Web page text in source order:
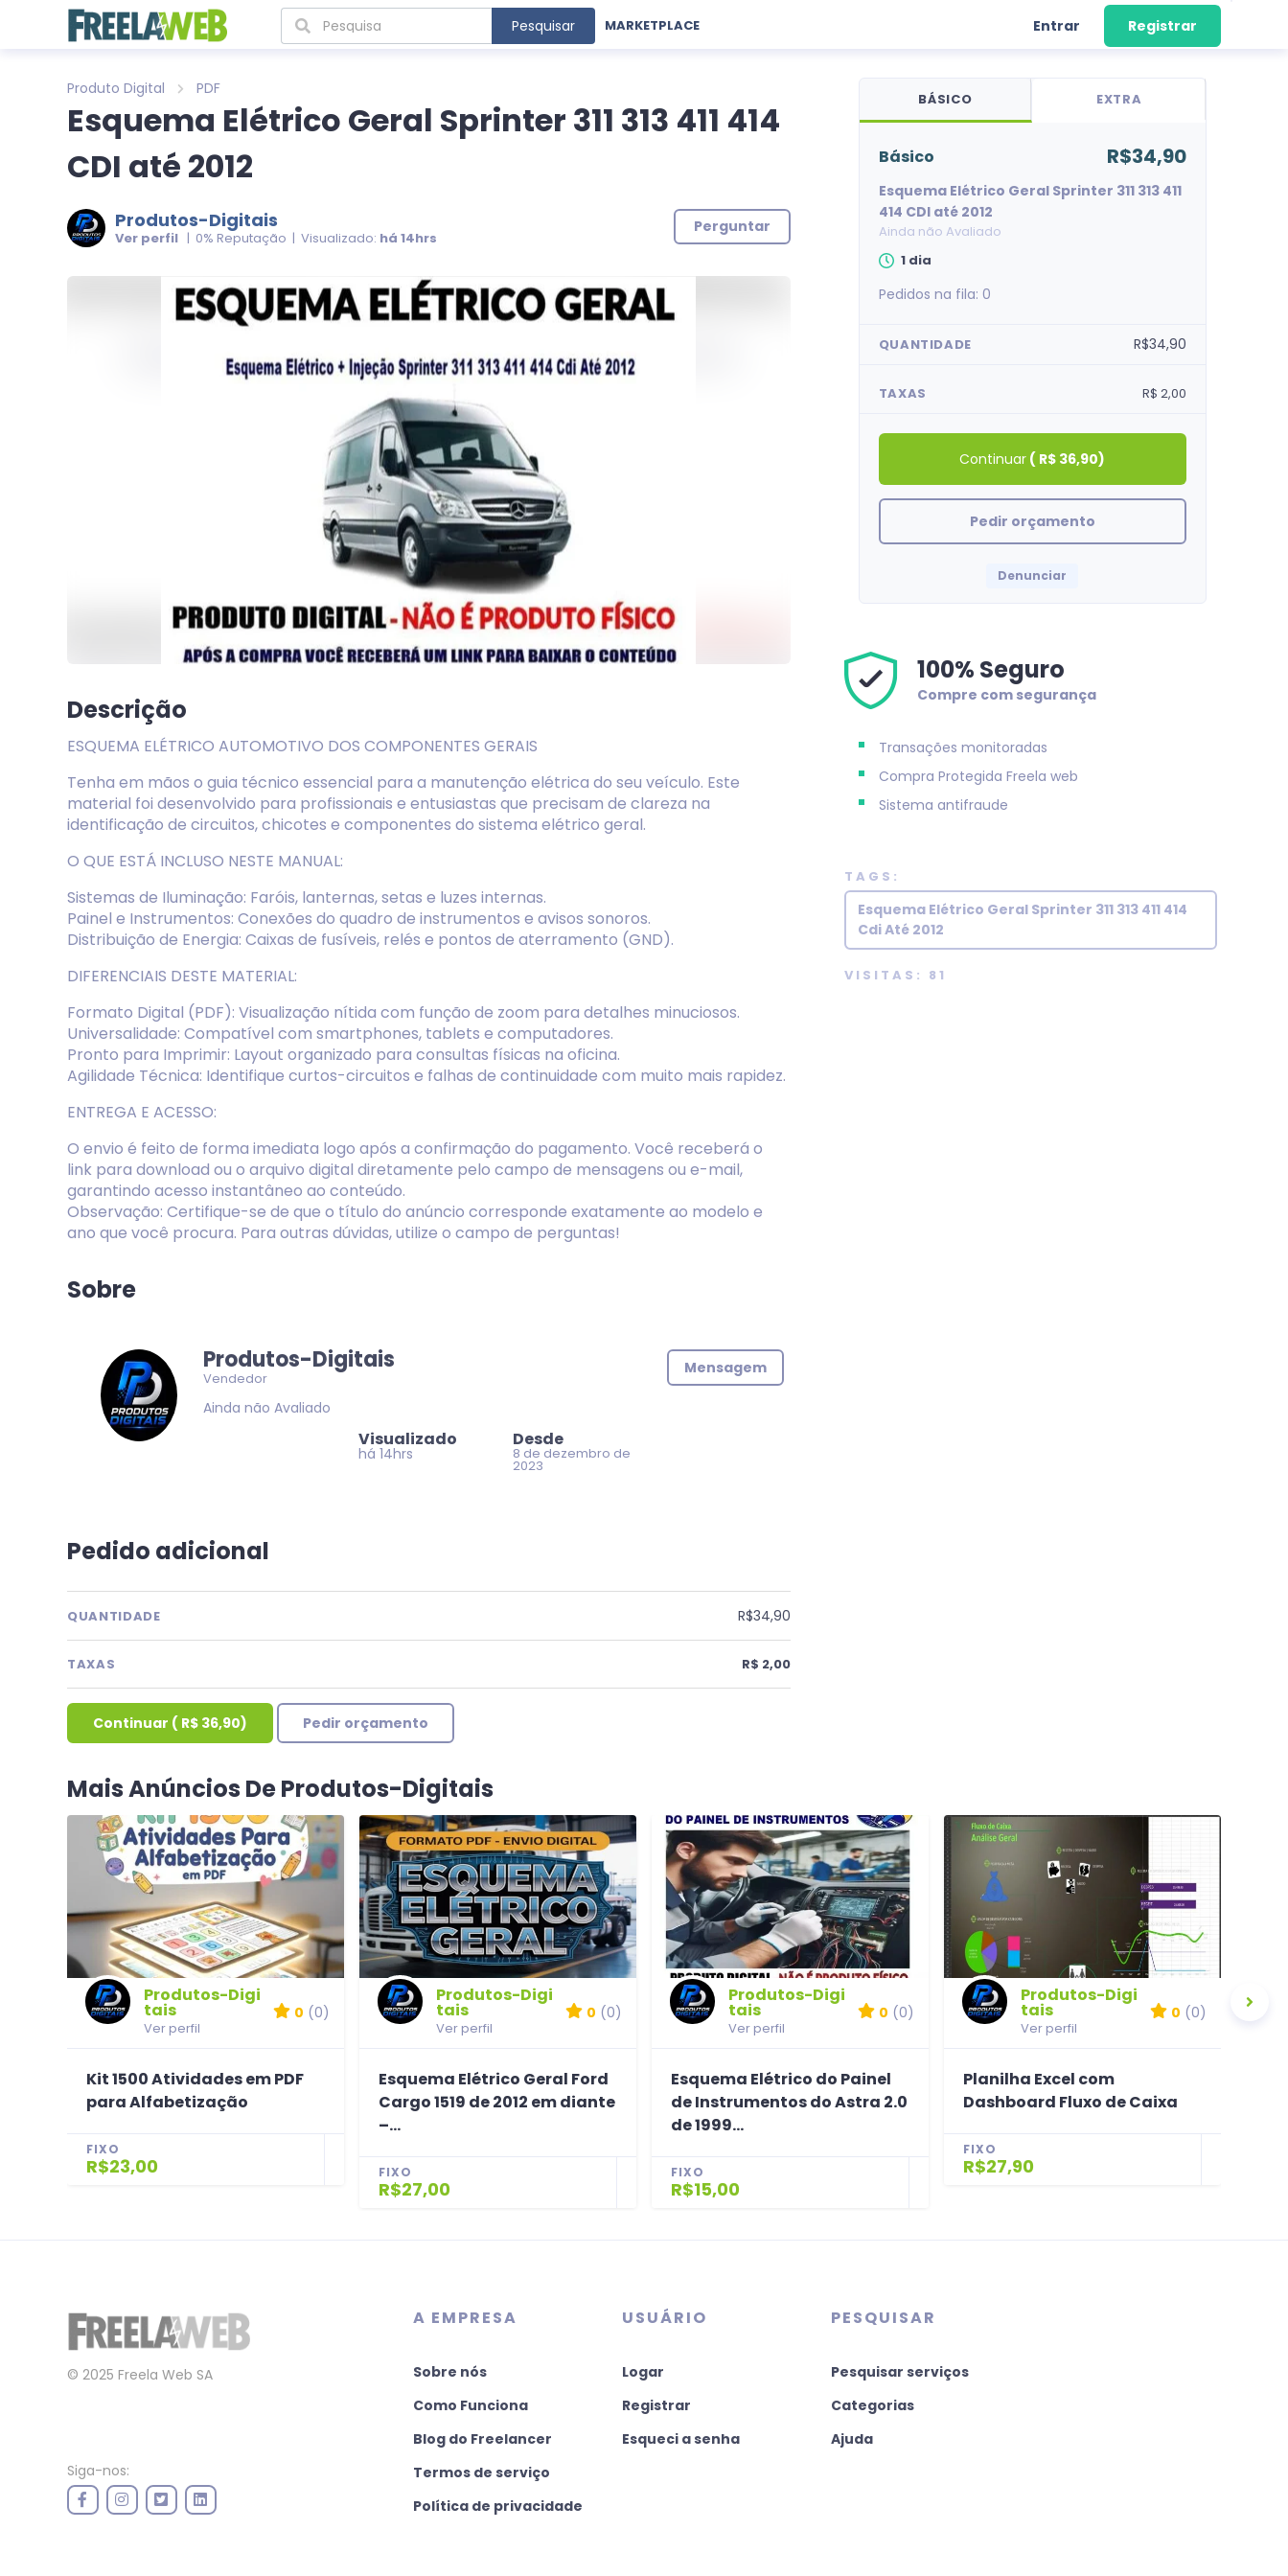
Pesquisar MARKETPLACE Entrar Registrar
Produto Digital PDF
Esquema Elétrico Geral Sprinter 311 313 411 414
CDI até 2012
Produtos-Digitais
Ver perfil | 0% Reputação | Visualizado: há 14hrs
Perguntar
Descrição
ESQUEMA ELÉTRICO AUTOMOTIVO DOS COMPONENTES GERAIS
Tenha em mãos o guia técnico essencial para a manutenção elétrica do seu veículo. Este
material foi desenvolvido para profissionais e entusiastas que precisam de clareza na
identificação de circuitos, chicotes e componentes do sistema elétrico geral.
O QUE ESTÁ INCLUSO NESTE MANUAL:
Sistemas de Iluminação: Faróis, lanternas, setas e luzes internas.
Painel e Instrumentos: Conexões do quadro de instrumentos e avisos sonoros.
Distribuição de Energia: Caixas de fusíveis, relés e pontos de aterramento (GND).
DIFERENCIAIS DESTE MATERIAL:
Formato Digital (PDF): Visualização nítida com função de zoom para detalhes minuciosos.
Universalidade: Compatível com smartphones, tablets e computadores.
Pronto para Imprimir: Layout organizado para consultas físicas na oficina.
Agilidade Técnica: Identifique curtos-circuitos e falhas de continuidade com muito mais rapidez.
ENTREGA E ACESSO:
O envio é feito de forma imediata logo após a confirmação do pagamento. Você receberá o
link para download ou o arquivo digital diretamente pelo campo de mensagens ou e-mail,
garantindo acesso instantâneo ao conteúdo.
Observação: Certifique-se de que o título do anúncio corresponde exatamente ao modelo e
ano que você procura. Para outras dúvidas, utilize o campo de perguntas!
Sobre
Produtos-Digitais
Vendedor
Ainda não Avaliado
Visualizado
há 14hrs
Desde
8 de dezembro de
2023
Mensagem
Pedido adicional
QUANTIDADE R$34,90
TAXAS R$ 2,00
Continuar ( R$ 36,90) Pedir orçamento
BÁSICO EXTRA
básico R$34,90
Esquema Elétrico Geral Sprinter 311 313 411
414 CDI até 2012
Ainda não Avaliado
1 dia
Pedidos na fila: 0
QUANTIDADE R$34,90
TAXAS R$ 2,00
Continuar ( R$ 36,90)
Pedir orçamento
Denunciar
100% Seguro
Compre com segurança
Transações monitoradas
Compra Protegida Freela web
Sistema antifraude
TAGS:
Esquema Elétrico Geral Sprinter 311 313 411 414
Cdi Até 2012
VISITAS: 81
Mais Anúncios De Produtos-Digitais
Produtos-Digi
tais
Ver perfil
0 (0)
Kit 1500 Atividades em PDF
para Alfabetização
FIXO
R$23,00
Produtos-Digi
tais
Ver perfil
0 (0)
Esquema Elétrico Geral Ford
Cargo 1519 de 2012 em diante
–...
FIXO
R$27,00
Produtos-Digi
tais
Ver perfil
0 (0)
Esquema Elétrico do Painel
de Instrumentos do Astra 2.0
de 1999...
FIXO
R$15,00
Produtos-Digi
tais
Ver perfil
0 (0)
Planilha Excel com
Dashboard Fluxo de Caixa
FIXO
R$27,90
© 2025 Freela Web SA
Siga-nos:
A EMPRESA
Sobre nós
Como Funciona
Blog do Freelancer
Termos de serviço
Política de privacidade
USUÁRIO
Logar
Registrar
Esqueci a senha
PESQUISAR
Pesquisar serviços
Categorias
Ajuda